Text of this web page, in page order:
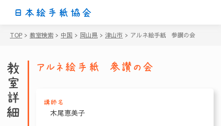
日本絵手紙協会
TOP > 教室検索 > 中国 > 岡山県 > 津山市 > アルネ絵手紙 参讃の会
教室詳細 アルネ絵手紙 参讃の会
講師名
木尾恵美子